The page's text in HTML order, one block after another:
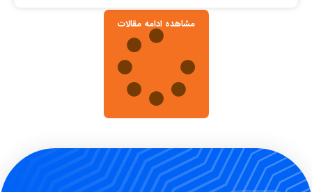
مشاهده ادامه مقالات